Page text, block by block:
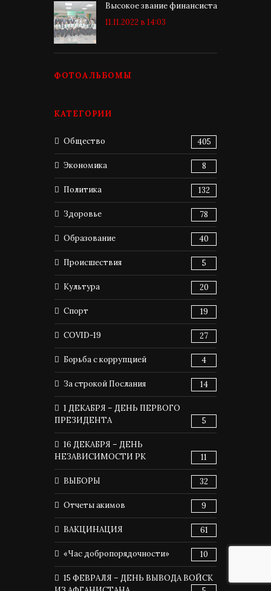
Высокое звание финансиста
11.11.2022 в 14:03
ФОТОАЛЬБОМЫ
КАТЕГОРИИ
Общество 405
Экономика 8
Политика 132
Здоровье 78
Образование 40
Происшествия 5
Культура 20
Спорт 19
COVID-19 27
Борьба с коррупцией 4
За строкой Послания 14
1 ДЕКАБРЯ – ДЕНЬ ПЕРВОГО
ПРЕЗИДЕНТА
5
16 ДЕКАБРЯ – ДЕНЬ
НЕЗАВИСИМОСТИ РК
11
ВЫБОРЫ 32
Отчеты акимов 9
ВАКЦИНАЦИЯ 61
«Час добропорядочности» 10
15 ФЕВРАЛЯ – ДЕНЬ ВЫВОДА ВОЙСК